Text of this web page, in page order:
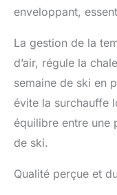
enveloppant,
La gestion de la
d’air, régule la
semaine de ski en
évite la surchauffe
équilibre entre une
de ski.
Qualité perçue et